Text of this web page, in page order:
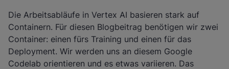
Die Arbeitsabläufe in Vertex AI basieren stark auf
Containern. Für diesen Blogbeitrag benötigen wir zwei
Container: einen fürs Training und einen für das
Deployment. Wir werden uns an diesem Google
Codelab orientieren und es etwas variieren. Das